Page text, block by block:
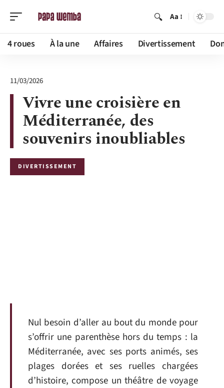
Aa
4 roues À la une Affaires Divertissement
11/03/2026
Vivre une croisière en
Méditerranée, des
souvenirs inoubliables
DIVERTISSEMENT
Nul besoin d’aller au bout du monde pour
s’offrir une parenthèse hors du temps : la
Méditerranée, avec ses ports animés, ses
plages dorées et ses ruelles chargées
d’histoire, compose un théâtre de voyage